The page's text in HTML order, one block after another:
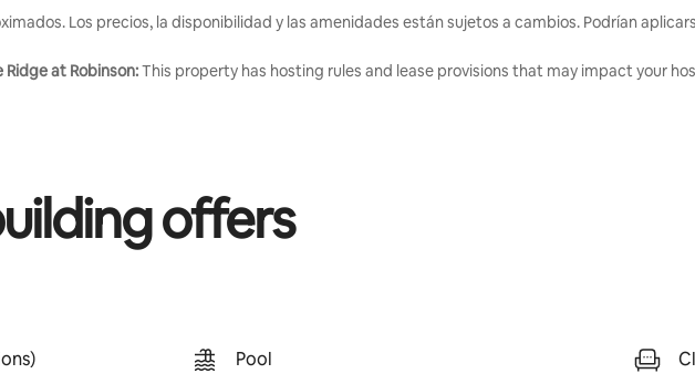
Los precios, la disponibilidad y las amenidades están sujetos a cambios. Podrían
at Robinson:This property has hosting rules and lease provisions that may impact your
offers
Pool